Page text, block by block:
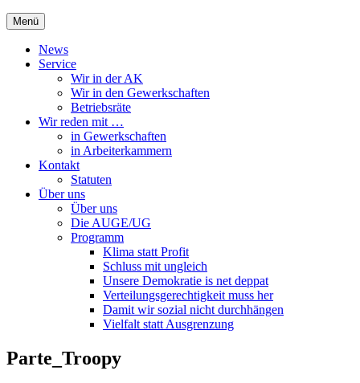
Menü
News
Service
Wir in der AK
Wir in den Gewerkschaften
Betriebsräte
Wir reden mit …
in Gewerkschaften
in Arbeiterkammern
Kontakt
Statuten
Über uns
Über uns
Die AUGE/UG
Programm
Klima statt Profit
Schluss mit ungleich
Unsere Demokratie is net deppat
Verteilungsgerechtigkeit muss her
Damit wir sozial nicht durchhängen
Vielfalt statt Ausgrenzung
Parte_Troopy